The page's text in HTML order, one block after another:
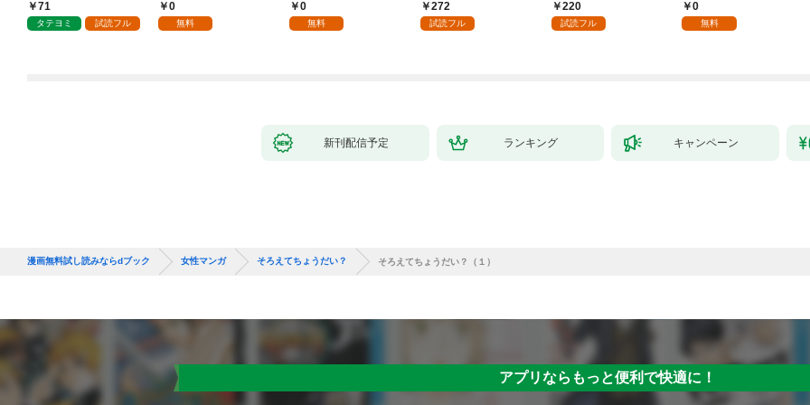
ていただきます！
71
タテヨミ 試読フル
抱かれて困ってます 第
1話
0
無料
0
無料
嫁として溺愛されてい
ます【単話】（１）
272
試読フル
してさしあげます！1
220
試読フル
様 1話
0
無料
新刊配信予定 ランキング キャンペーン
漫画無料試し読みならdブック 女性マンガ そろえてちょうだい？ そろえてちょうだい？（１）
アプリならもっと便利で快適に！